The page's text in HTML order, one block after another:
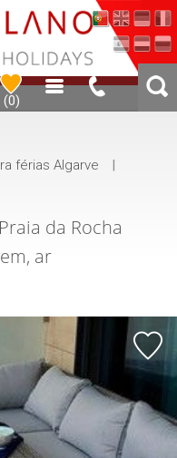
(0)
férias Algarve
|
da Rocha
ar